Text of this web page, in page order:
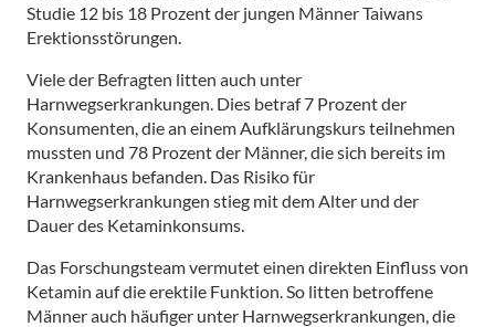
Studie 12 bis 18 Prozent der jungen Männer Taiwans
Erektionsstörungen.
Viele der Befragten litten auch unter
Harnwegserkrankungen. Dies betraf 7 Prozent der
Konsumenten, die an einem Aufklärungskurs teilnehmen
mussten und 78 Prozent der Männer, die sich bereits im
Krankenhaus befanden. Das Risiko für
Harnwegserkrankungen stieg mit dem Alter und der
Dauer des Ketaminkonsums.
Das Forschungsteam vermutet einen direkten Einfluss von
Ketamin auf die erektile Funktion. So litten betroffene
Männer auch häufiger unter Harnwegserkrankungen, die